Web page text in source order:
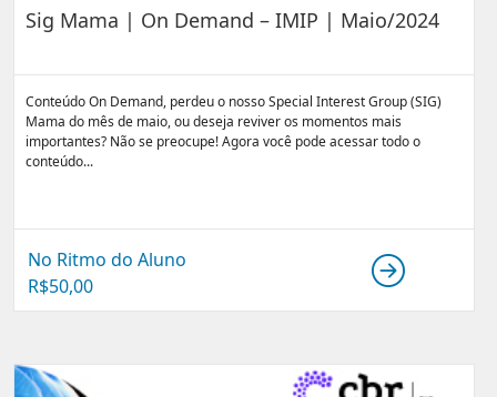
Sig Mama | On Demand – IMIP | Maio/2024
Conteúdo On Demand, perdeu o nosso Special Interest Group (SIG)
Mama do mês de maio, ou deseja reviver os momentos mais
importantes? Não se preocupe! Agora você pode acessar todo o
conteúdo...
No Ritmo do Aluno
R$50,00